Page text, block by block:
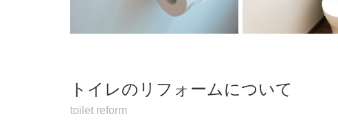
トイレのリフォームについて
toilet reform